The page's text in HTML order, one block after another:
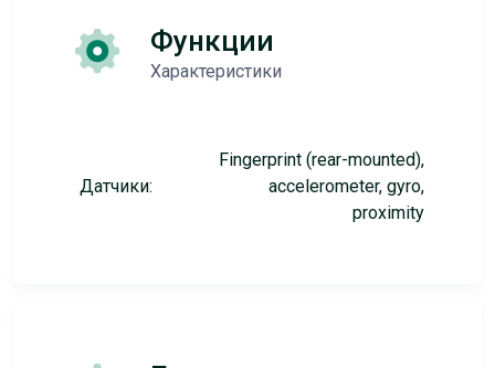
Функции
Характеристики
Датчики:
Fingerprint (rear-mounted),
accelerometer, gyro,
proximity